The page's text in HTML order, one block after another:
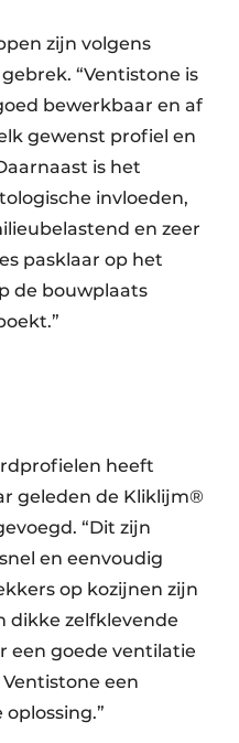
zijn volgens
“Ventistone is
bewerkbaar en af
gewenst profiel en
is het
invloeden,
en zeer
pasklaar op het
de bouwplaats
heeft
geleden de Kliklijm®
“Dit zijn
en eenvoudig
op kozijnen zijn
dikke zelfklevende
een goede ventilatie
een